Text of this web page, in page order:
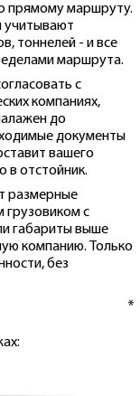
прямому маршруту.
учитывают
тоннелей - и все
маршрута.
с
компаниях,
до
документы
вашего
в отстойник.
размерные
с
габариты выше
компанию. Только
без
*